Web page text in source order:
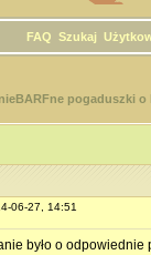
FAQ Szukaj
pogaduszki o
06-27, 14:51
było o odpowiednie